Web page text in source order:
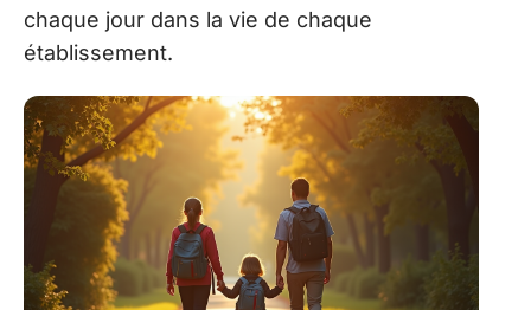
chaque jour dans la vie de chaque
établissement.